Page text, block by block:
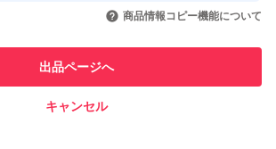
引を完了させた実績があります
での取引実績があります
商品情報コピー機能について
出品ページへ
キャンセル